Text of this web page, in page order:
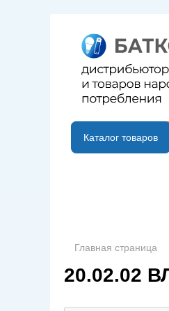
B2B портал
Каталог товаров
Главная страница
20.02.02